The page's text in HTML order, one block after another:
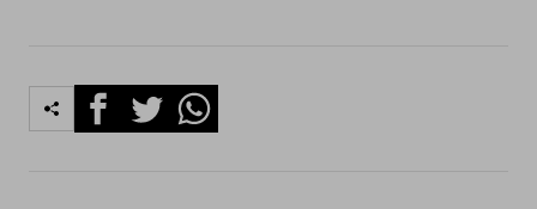
FacebookTwitterWhatsapp